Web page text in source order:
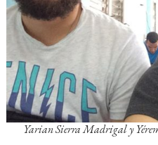
Yarian Sierra Madrigal y